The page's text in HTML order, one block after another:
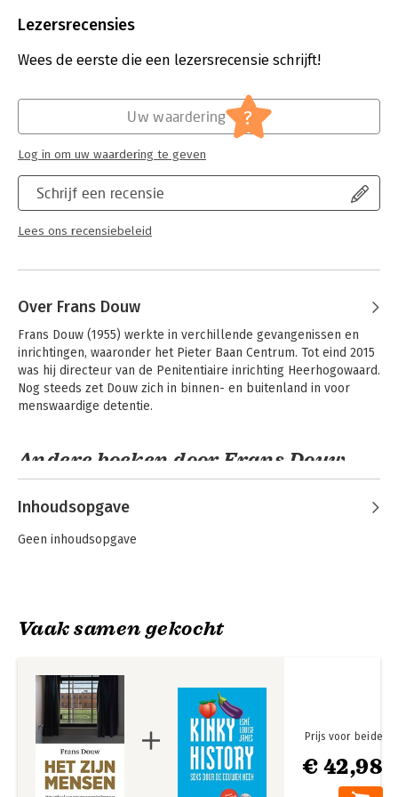
Bestandsformaat:
Uitgever:
Atlas-Contact
Hoofdrubriek:
Jongbloed:
Lezersrecensies
Wees de eerste die een lezersrecensie schrijft!
Schrijf een recensie
Lees ons recensiebeleid
Uw waardering ?
Log in om uw waardering te geven
Over Frans Douw
Frans Douw (1955) werkte in verchillende gevangenissen en
inrichtingen, waaronder het Pieter Baan Centrum. Tot eind 2015
was hij directeur van de Penitentiaire inrichting Heerhogowaard.
Nog steeds zet Douw zich in binnen- en buitenland in voor
menswaardige detentie.
Andere boeken door Frans Douw
Het zijn mensen
Bekijk alle boeken
Inhoudsopgave
Geen inhoudsopgave
Vaak samen gekocht
€ 42,98
Prijs voor beide